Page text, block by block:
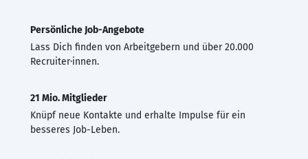
Persönliche Job-Angebote
Lass Dich finden von Arbeitgebern und über 20.000
Recruiter·innen.
21 Mio. Mitglieder
Knüpf neue Kontakte und erhalte Impulse für ein
besseres Job-Leben.